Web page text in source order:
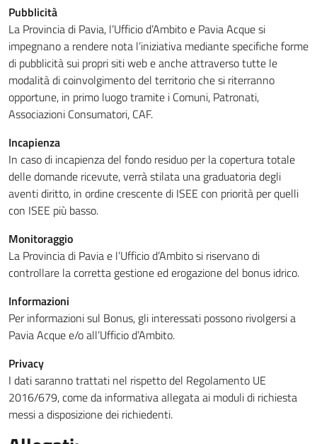
Pubblicità
La Provincia di Pavia, l’Ufficio d’Ambito e Pavia Acque si
impegnano a rendere nota l’iniziativa mediante specifiche forme
di pubblicità sui propri siti web e anche attraverso tutte le
modalità di coinvolgimento del territorio che si riterranno
opportune, in primo luogo tramite i Comuni, Patronati,
Associazioni Consumatori, CAF.
Incapienza
In caso di incapienza del fondo residuo per la copertura totale
delle domande ricevute, verrà stilata una graduatoria degli
aventi diritto, in ordine crescente di ISEE con priorità per quelli
con ISEE più basso.
Monitoraggio
La Provincia di Pavia e l’Ufficio d’Ambito si riservano di
controllare la corretta gestione ed erogazione del bonus idrico.
Informazioni
Per informazioni sul Bonus, gli interessati possono rivolgersi a
Pavia Acque e/o all’Ufficio d’Ambito.
Privacy
I dati saranno trattati nel rispetto del Regolamento UE
2016/679, come da informativa allegata ai moduli di richiesta
messi a disposizione dei richiedenti.